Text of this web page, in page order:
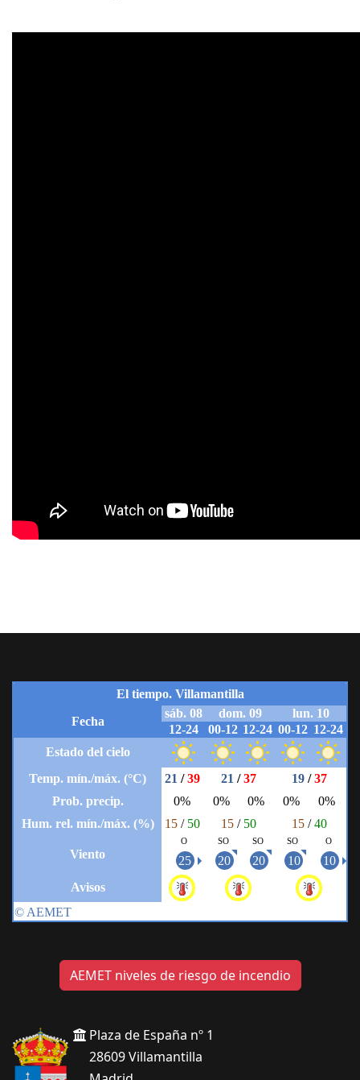
AEMET niveles de riesgo de incendio
Plaza de España nº 1
28609 Villamantilla